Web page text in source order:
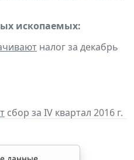
ископаемых:
налог за декабрь
сбор за IV квартал 2016 г.